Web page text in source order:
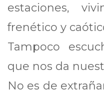
estaciones,
frenético y
Tampoco
que nos da
No es de